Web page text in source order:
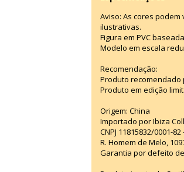
Aviso: As cores
ilustrativas.
Figura em PVC
Modelo em escala
Recomendação:
Produto recomendado
Produto em edição
Origem: China
Importado por Ibiza
CNPJ 11815832/0001-
R. Homem de Melo,
Garantia por defeito